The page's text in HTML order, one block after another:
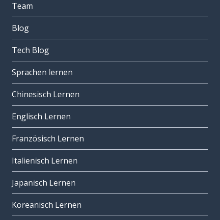
Team
Blog
Tech Blog
Sprachen lernen
Chinesisch Lernen
Englisch Lernen
Französisch Lernen
Italienisch Lernen
Japanisch Lernen
Koreanisch Lernen